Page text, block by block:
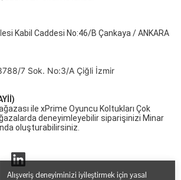
Alışveriş deneyiminizi iyileştirmek için yasal
Kabil Caddesi No:46/B Çankaya / ANKARA
7 Sok. No:3/A Çiğli İzmir
ile xPrime Oyuncu Koltukları Çok
deneyimleyebilir siparişinizi Minar
oluşturabilirsiniz.